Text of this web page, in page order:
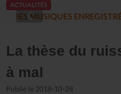
ACTUALITÉS
LES
La thèse du
à mal
Publié le 2018-10-28